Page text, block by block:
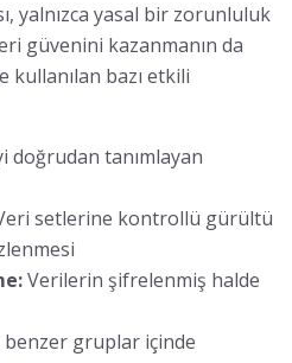
yalnızca yasal bir zorunluluk
güvenini kazanmanın da
kullanılan bazı etkili
doğrudan tanımlayan
setlerine kontrollü gürültü
Verilerin şifrelenmiş halde
gruplar içinde